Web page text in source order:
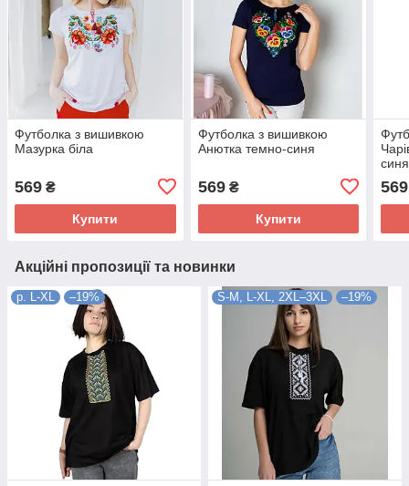
Футболка з вишивкою
Мазурка біла
569 ₴
Купити
Футболка з вишивкою
Анютка темно-синя
569₴
Купити
синя
569
Акційні пропозиції та новинки
р. L-XL –19% S-M, L-XL, 2XL–3XL –19%